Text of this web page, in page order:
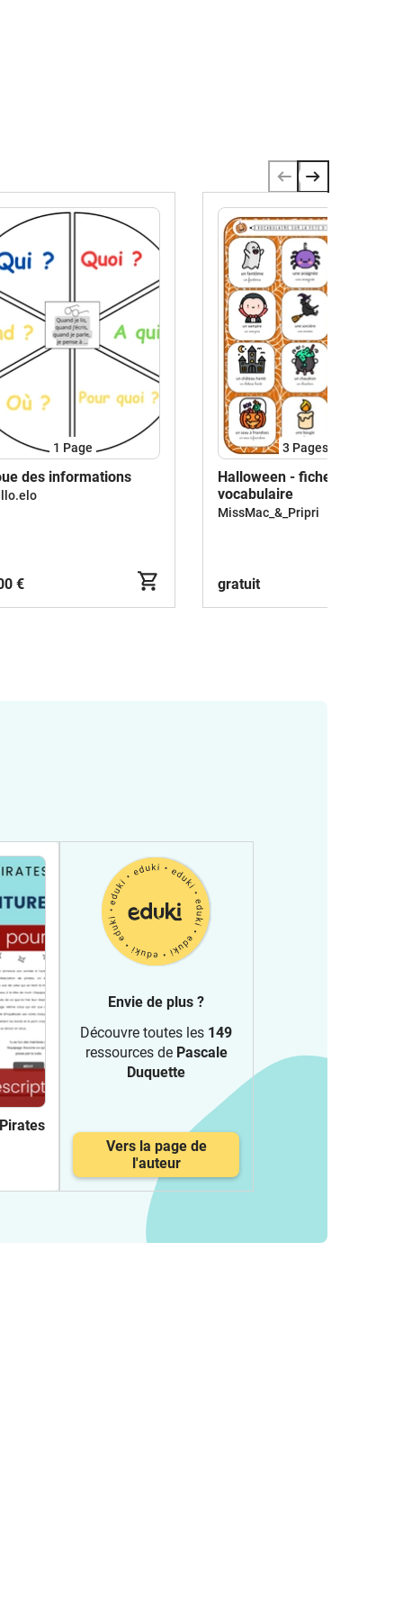
seconde licence si vous êtes plus d'un enseignant
vouloir l'utiliser. Merci de votre collaboration.
1 Page
des informations
€
3 Pages
Halloween - fiches de
vocabulaire
MissMac_&_Pripri
gratuit
Envie de plus ?
Découvre toutes les 149
ressources de Pascale
Duquette
Vers la page de
l'auteur